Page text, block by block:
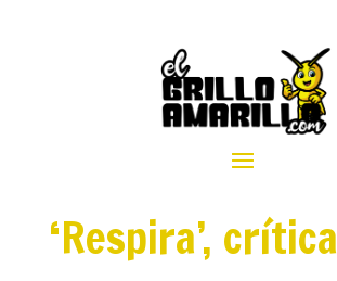
‘Respira’, crítica